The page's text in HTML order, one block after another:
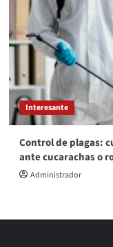
Interesante
Control de plagas:
ante cucarachas o
Administrador